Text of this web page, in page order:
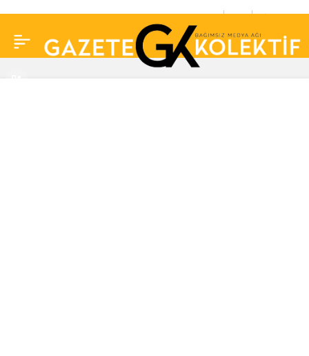
Kazanmak için her şeyi